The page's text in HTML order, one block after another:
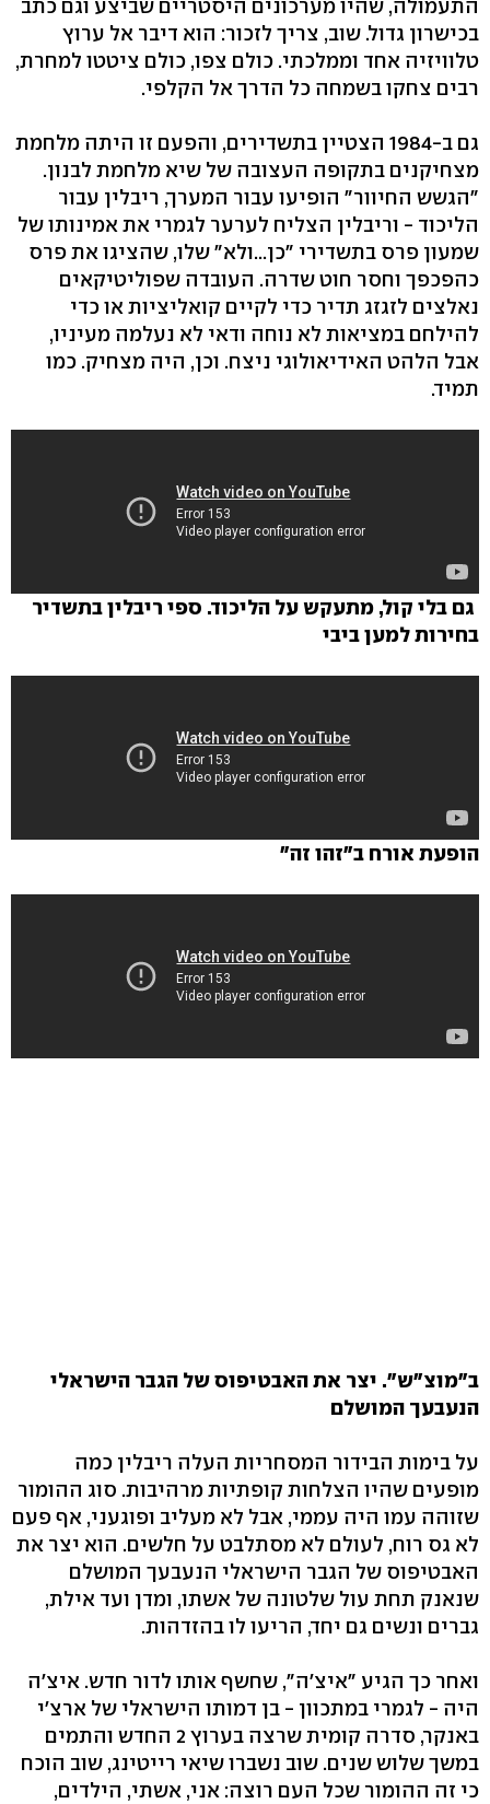
התעמולה, שהיו מערכונים היסטריים שביצע וגם כתב
בכישרון גדול. שוב, צריך לזכור: הוא דיבר אל ערוץ
טלוויזיה אחד וממלכתי. כולם צפו, כולם ציטטו למחרת,
רבים צחקו בשמחה כל הדרך אל הקלפי.
גם ב-1984 הצטיין בתשדירים, והפעם זו היתה מלחמת
מצחיקנים בתקופה העצובה של שיא מלחמת לבנון.
"הגשש החיוור" הופיעו עבור המערך, ריבלין עבור
הליכוד - וריבלין הצליח לערער לגמרי את אמינותו של
שמעון פרס בתשדירי "כן...ולא" שלו, שהציגו את פרס
כהפכפך וחסר חוט שדרה. העובדה שפוליטיקאים
נאלצים לזגזג תדיר כדי לקיים קואליציות או כדי
להילחם במציאות לא נוחה ודאי לא נעלמה מעיניו,
אבל הלהט האידיאולוגי ניצח. וכן, היה מצחיק. כמו
תמיד.
גם בלי קול, מתעקש על הליכוד. ספי ריבלין בתשדיר
בחירות למען ביבי
הופעת אורח ב"זהו זה"
ב"מוצ"ש". יצר את האבטיפוס של הגבר הישראלי
הנעבעך המושלם
על בימות הבידור המסחריות העלה ריבלין כמה
מופעים שהיו הצלחות קופתיות מרהיבות. סוג ההומור
שזוהה עמו היה עממי, אבל לא מעליב ופוגעני, אף פעם
לא גס רוח, לעולם לא מסתלבט על חלשים. הוא יצר את
האבטיפוס של הגבר הישראלי הנעבעך המושלם
שנאנק תחת עול שלטונה של אשתו, ומדן ועד אילת,
גברים ונשים גם יחד, הריעו לו בהזדהות.
ואחר כך הגיע "איצ'ה", שחשף אותו לדור חדש. איצ'ה
היה - לגמרי במתכוון - בן דמותו הישראלי של ארצ'י
באנקר, סדרה קומית שרצה בערוץ 2 החדש והתמים
במשך שלוש שנים. שוב נשברו שיאי רייטינג, שוב הוכח
כי זה ההומור שכל העם רוצה: אני, אשתי, הילדים,